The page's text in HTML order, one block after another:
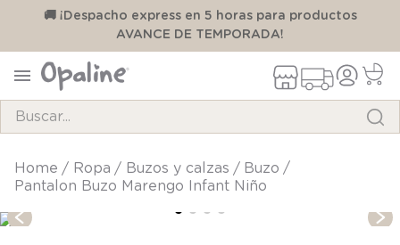
🚚 ¡Despacho express en 5 horas para productos
AVANCE DE TEMPORADA!
ropa buzos y calzas
buzo
Pantalon Buzo Marengo Infant Niño
TÉRMINOS MÁS BUSCADOS